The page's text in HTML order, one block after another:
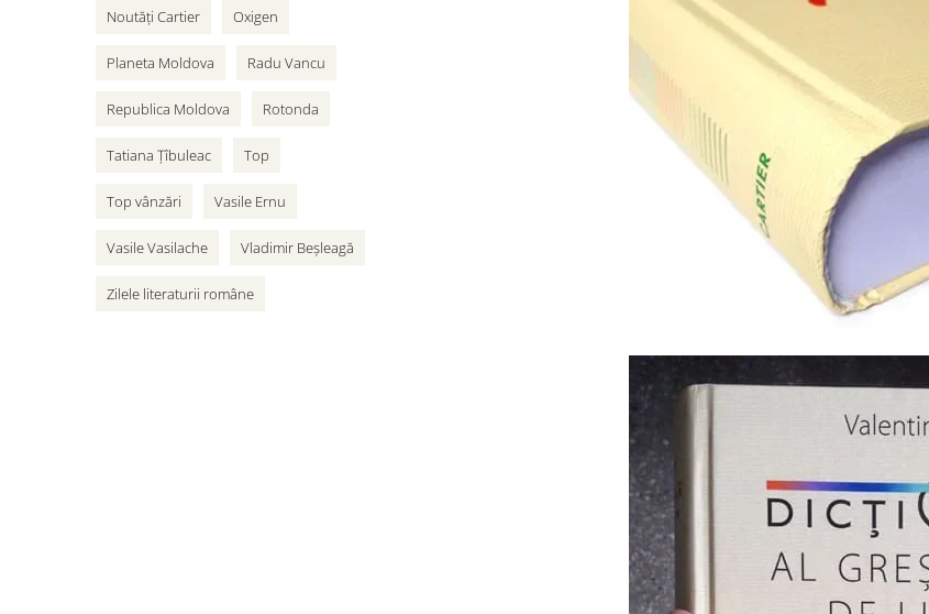
Noutăți Cartier Oxigen
Planeta Moldova Radu Vancu
Republica Moldova Rotonda
Tatiana Țîbuleac Top
Top vânzări Vasile Ernu
Vasile Vasilache Vladimir Beșleagă
Zilele literaturii române